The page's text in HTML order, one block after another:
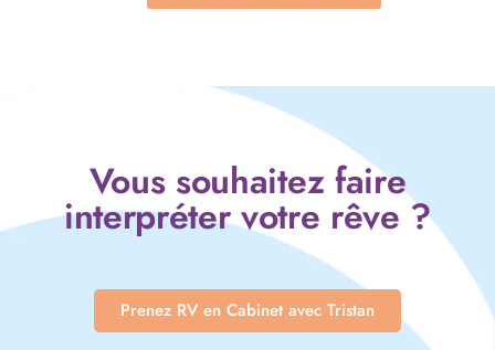
Vous souhaitez faire
interpréter votre rêve ?
Prenez RV en Cabinet avec Tristan